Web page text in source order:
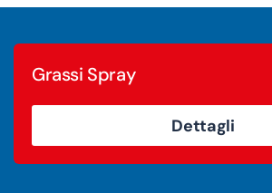
Grassi Spray
Dettagli